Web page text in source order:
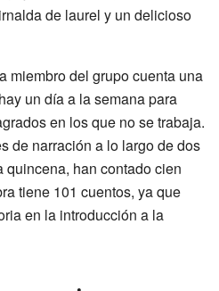
de laurel y un delicioso
miembro del grupo cuenta una
un día a la semana para
en los que no se trabaja.
de narración a lo largo de dos
han contado cien
tiene 101 cuentos, ya que
en la introducción a la